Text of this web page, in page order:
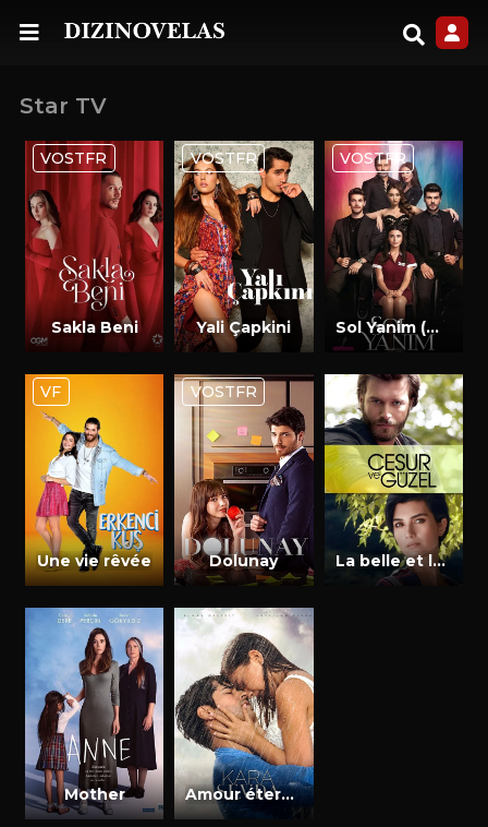
Star TV
VOSTFR
Sakla Beni
VOSTFR
Yali Çapkini
VOSTFR
Sol Yanim (Mon Coté Gauche)
VF
Une vie rêvée
VOSTFR
Dolunay La belle et le brave
Mother Amour éternel (Kara Sevda)